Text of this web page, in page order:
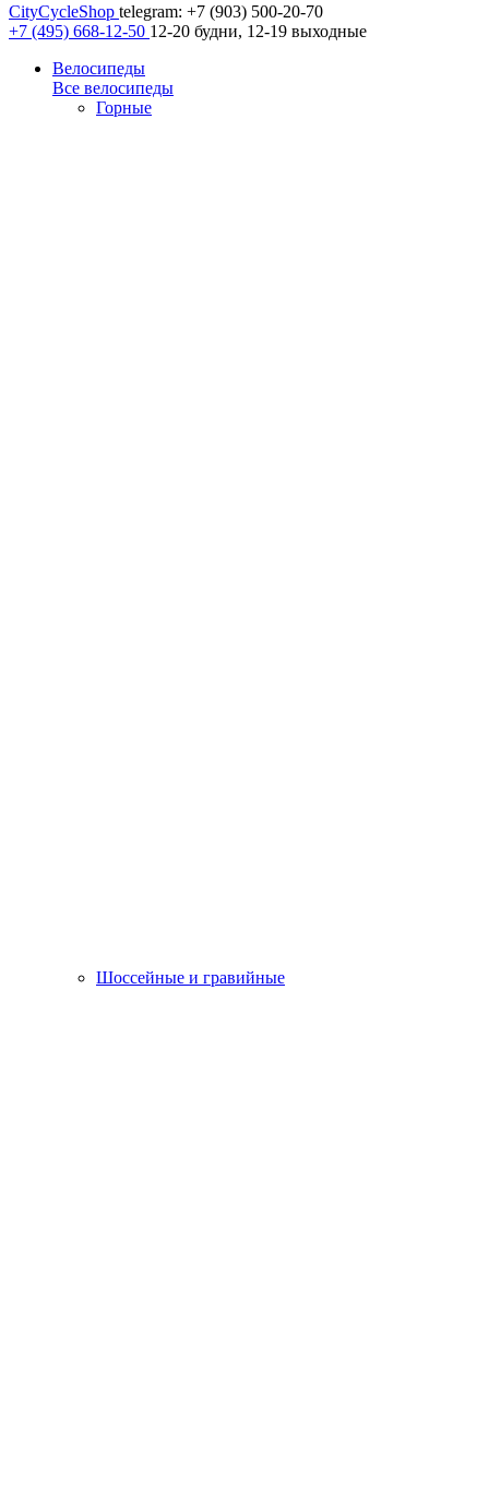
CityCycleShop telegram: +7 (903) 500-20-70
+7 (495) 668-12-50 12-20 будни, 12-19 выходные
Велосипеды
Все велосипеды
Горные
Шоссейные и гравийные